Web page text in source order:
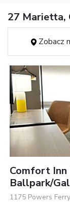
27 Marietta,
Zobacz
Comfort
Ballpark/
1175 Powers